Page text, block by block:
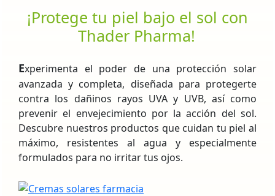
¡Protege tu piel bajo el sol con
Thader Pharma!
Experimenta el poder de una protección solar
avanzada y completa, diseñada para protegerte
contra los dañinos rayos UVA y UVB, así como
prevenir el envejecimiento por la acción del sol.
Descubre nuestros productos que cuidan tu piel al
máximo, resistentes al agua y especialmente
formulados para no irritar tus ojos.